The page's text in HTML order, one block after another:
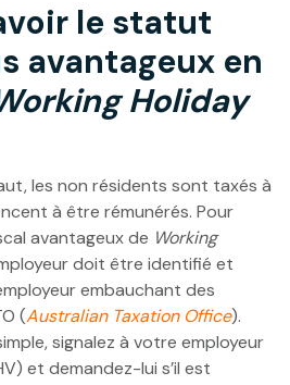
le statut
avantageux en
Holiday
les non résidents sont taxés à
à être rémunérés. Pour
avantageux de Working
doit être identifié et
embauchant des
(Australian Taxation Office).
signalez à votre employeur
et demandez-lui s’il est